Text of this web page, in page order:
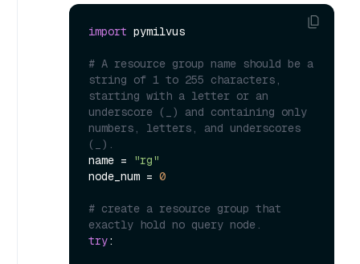
import pymilvus
# A resource group name should be a
string of 1 to 255 characters,
starting with a letter or an
underscore (_) and containing only
numbers, letters, and underscores
(_).
name =
"rg"
node_num = 0
# create a resource group that
exactly hold no query node.
try: